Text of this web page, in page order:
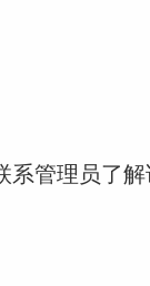
系管理员了